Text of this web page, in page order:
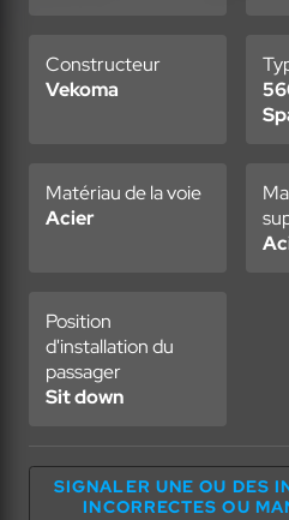
Constructeur
Vekoma
Matériau de la voie
Acier
Position
d'installation du
passager
Sit down
SIGNALER UNE OU DES
INCORRECTES OU